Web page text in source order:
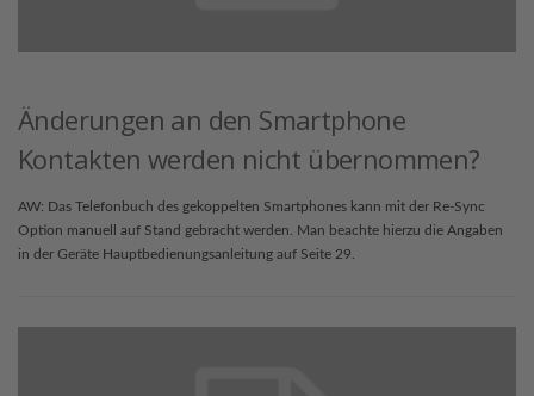
Änderungen an den Smartphone
Kontakten werden nicht übernommen?
AW: Das Telefonbuch des gekoppelten Smartphones kann mit der Re-Sync
Option manuell auf Stand gebracht werden. Man beachte hierzu die Angaben
in der Geräte Hauptbedienungsanleitung auf Seite 29.